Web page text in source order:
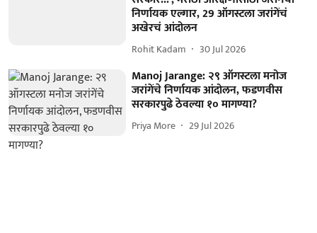
निर्णायक एल्गार, 29 ऑगस्टला जरांगेंचं
अखेरचं आंदोलन
Rohit Kadam 30 Jul 2026
Manoj Jarange: २९ ऑगस्टला मनोज
जरांगेंचे निर्णायक आंदोलन, फडणवीस
सरकारपुढे ठेवल्या १० मागण्या?
Priya More 29 Jul 2026